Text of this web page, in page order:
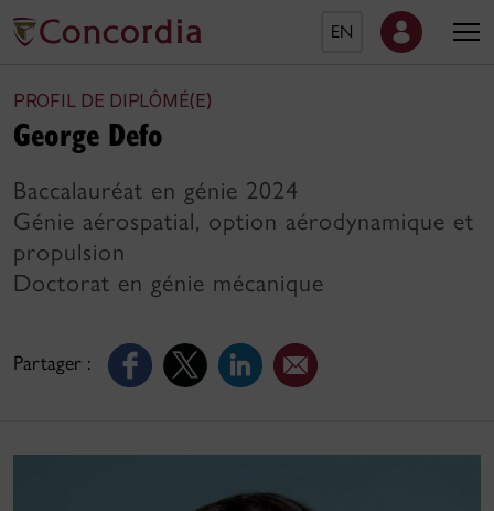
EN
PROFIL DE DIPLÔMÉ(E)
Partager :
George Defo
Baccalauréat en génie 2024
Génie aérospatial, option aérodynamique et
propulsion
Doctorat en génie mécanique